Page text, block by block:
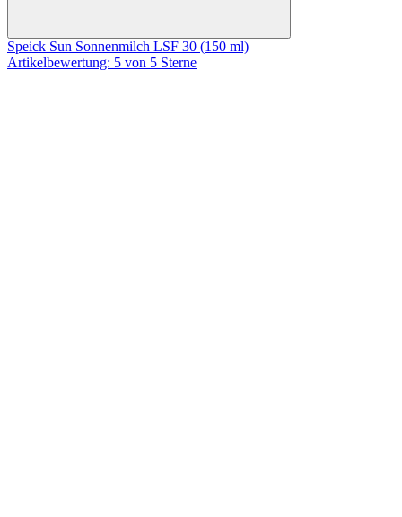
Speick Sun Sonnenmilch LSF 30 (150 ml)
Artikelbewertung: 5 von 5 Sterne